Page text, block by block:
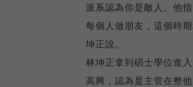
派系認為你是敵人。他
每個人做朋友，這個時
坤正說。
林坤正拿到碩士學位進
高興，認為是主管在整